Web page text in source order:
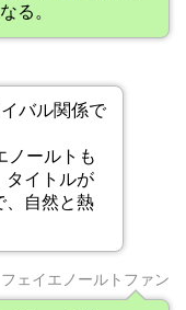
る。
バル関係で
ノールトも
タイトルが
、自然と熱
フェイエノールトファン